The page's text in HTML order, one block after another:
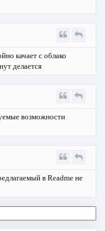
качает с облако
делается
возможности
в Readme не